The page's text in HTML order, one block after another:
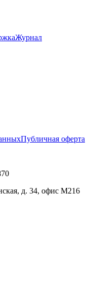
Журнал
Публичная оферта
д. 34, офис М216